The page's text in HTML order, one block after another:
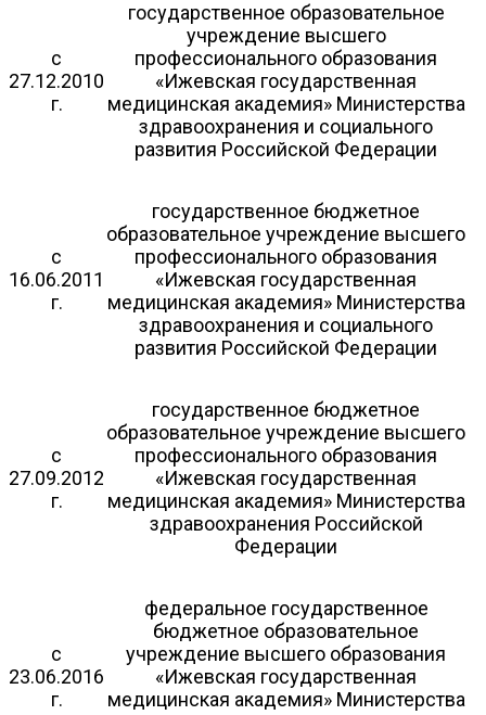
с
27.12.2010
г.
государственное образовательное
учреждение высшего
профессионального образования
«Ижевская государственная
медицинская академия» Министерства
здравоохранения и социального
развития Российской Федерации
с
16.06.2011
г.
государственное бюджетное
образовательное учреждение высшего
профессионального образования
«Ижевская государственная
медицинская академия» Министерства
здравоохранения и социального
развития Российской Федерации
с
27.09.2012
г.
государственное бюджетное
образовательное учреждение высшего
профессионального образования
«Ижевская государственная
медицинская академия» Министерства
здравоохранения Российской
Федерации
с
23.06.2016
г.
федеральное государственное
бюджетное образовательное
учреждение высшего образования
«Ижевская государственная
медицинская академия» Министерства